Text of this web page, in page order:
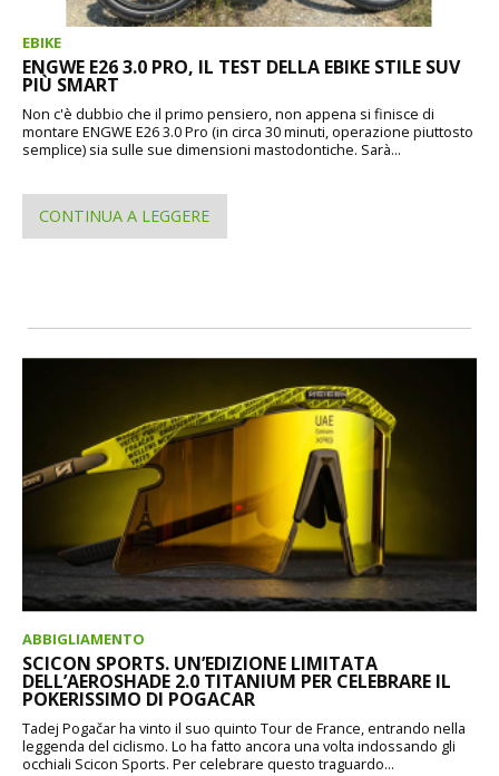
EBIKE
ENGWE E26 3.0 PRO, IL TEST DELLA EBIKE STILE SUV
PIÙ SMART
Non c'è dubbio che il primo pensiero, non appena si finisce di
montare ENGWE E26 3.0 Pro (in circa 30 minuti, operazione piuttosto
semplice) sia sulle sue dimensioni mastodontiche. Sarà...
CONTINUA A LEGGERE
ABBIGLIAMENTO
SCICON SPORTS. UN’EDIZIONE LIMITATA
DELL’AEROSHADE 2.0 TITANIUM PER CELEBRARE IL
POKERISSIMO DI POGACAR
Tadej Pogačar ha vinto il suo quinto Tour de France, entrando nella
leggenda del ciclismo. Lo ha fatto ancora una volta indossando gli
occhiali Scicon Sports. Per celebrare questo traguardo...